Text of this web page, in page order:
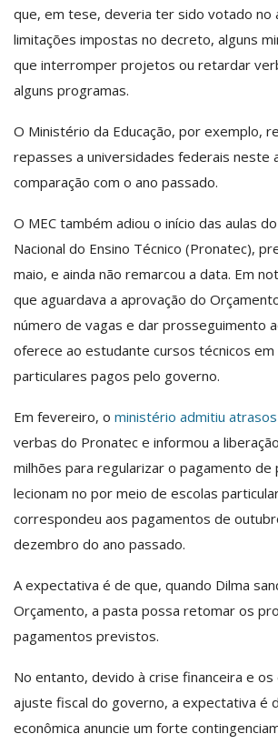
que, em tese, deveria ter sido votado no
limitações impostas no decreto, alguns
que interromper projetos ou retardar
alguns programas.
O Ministério da Educação, por exemplo,
repasses a universidades federais neste
comparação com o ano passado.
O MEC também adiou o início das aulas
Nacional do Ensino Técnico (Pronatec),
maio, e ainda não remarcou a data. Em
que aguardava a aprovação do
número de vagas e dar prosseguimento
oferece ao estudante cursos técnicos
particulares pagos pelo governo.
Em fevereiro, o ministério admitiu atrasos
verbas do Pronatec e informou a
milhões para regularizar o pagamento
lecionam no por meio de escolas
correspondeu aos pagamentos de
dezembro do ano passado.
A expectativa é de que, quando Dilma
Orçamento, a pasta possa retomar os
pagamentos previstos.
No entanto, devido à crise financeira e
ajuste fiscal do governo, a expectativa é
econômica anuncie um forte